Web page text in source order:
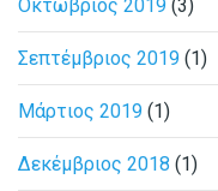
Οκτώβριος 2019 (3)
Σεπτέμβριος 2019 (1)
Μάρτιος 2019 (1)
Δεκέμβριος 2018 (1)